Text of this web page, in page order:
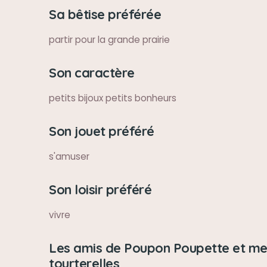
Sa bêtise préférée
partir pour la grande prairie
Son caractère
petits bijoux petits bonheurs
Son jouet préféré
s'amuser
Son loisir préféré
vivre
Les amis de Poupon Poupette et
tourterelles